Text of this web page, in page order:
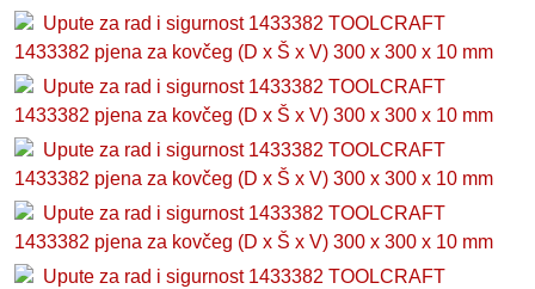
Upute za rad i sigurnost 1433382 TOOLCRAFT
1433382 pjena za kovčeg (D x Š x V) 300 x 300 x 10 mm
Upute za rad i sigurnost 1433382 TOOLCRAFT
1433382 pjena za kovčeg (D x Š x V) 300 x 300 x 10 mm
Upute za rad i sigurnost 1433382 TOOLCRAFT
1433382 pjena za kovčeg (D x Š x V) 300 x 300 x 10 mm
Upute za rad i sigurnost 1433382 TOOLCRAFT
1433382 pjena za kovčeg (D x Š x V) 300 x 300 x 10 mm
Upute za rad i sigurnost 1433382 TOOLCRAFT